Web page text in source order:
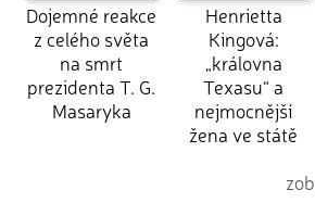
Dojemné reakce
z celého světa
na smrt
prezidenta T. G.
Masaryka
Henrietta
Kingová:
„královna
Texasu“ a
nejmocnější
žena ve státě